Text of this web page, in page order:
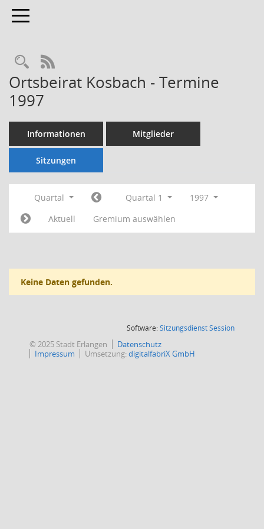
Toggle navigation
Rechercheauswahl
RSS-Feed
Ortsbeirat Kosbach - Termine
1997
Informationen Mitglieder
Sitzungen
Quartal Quartal 1
1997
Aktuell
Gremium auswählen
Keine Daten gefunden.
Software:SitzungsdienstSession(Wird in
© 2025 Stadt Erlangen
Datenschutz
Impressum
Umsetzung:digitalfabriX GmbH